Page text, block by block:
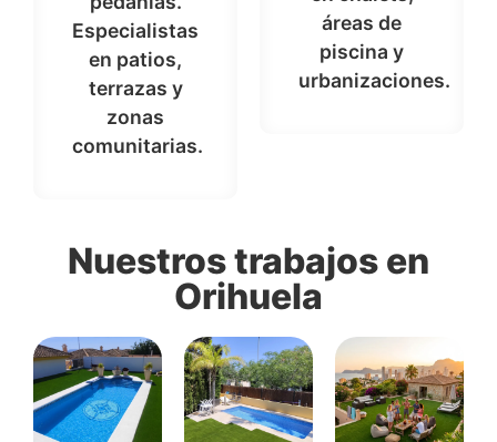
Especialistas
en patios,
terrazas y
zonas
comunitarias.
áreas de
piscina y
urbanizaciones.
Nuestros trabajos en
Orihuela